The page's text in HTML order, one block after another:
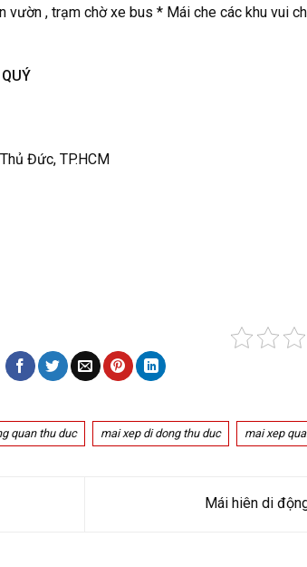
, trạm chờ xe bus * Mái che các khu vui
Đức, TP.HCM
quan thu duc mai xep di dong thu duc mai xep
Mái hiên di